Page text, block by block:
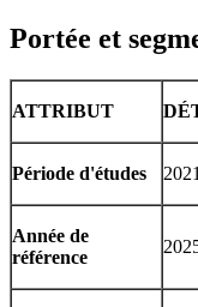
Portée et
ATTRIBUT
Période d'études
Année de
référence